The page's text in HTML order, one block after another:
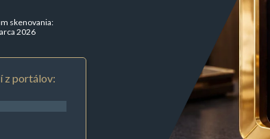
skenovania:
2026
z portálov: